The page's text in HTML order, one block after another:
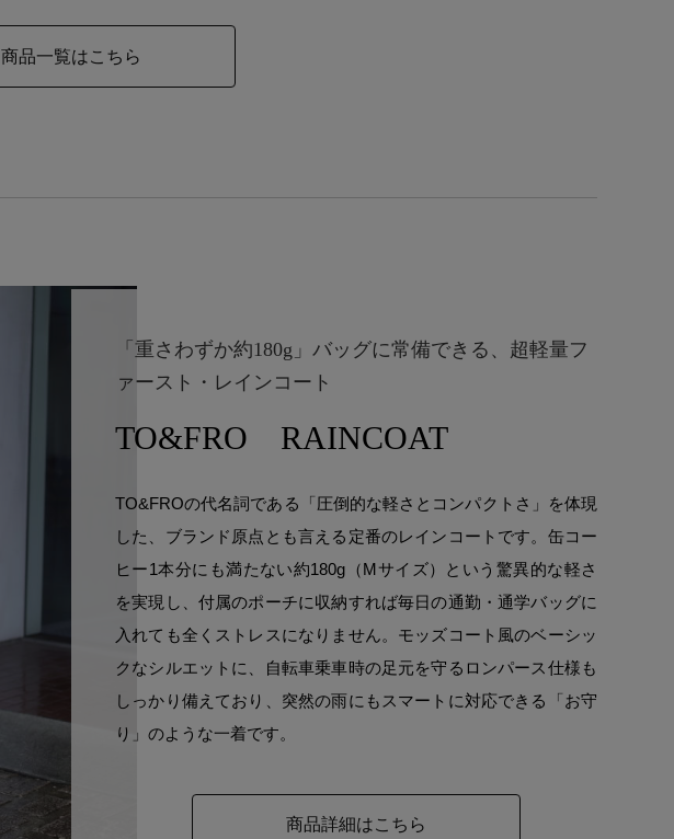
商品一覧はこちら
「重さわずか約180g」バッグに常備できる、超軽量フ
ァースト・レインコート
TO&FRO RAINCOAT
TO&FROの代名詞である「圧倒的な軽さとコンパクトさ」を体現
した、ブランド原点とも言える定番のレインコートです。缶コー
ヒー1本分にも満たない約180g（Mサイズ）という驚異的な軽さ
を実現し、付属のポーチに収納すれば毎日の通勤・通学バッグに
入れても全くストレスになりません。モッズコート風のベーシッ
クなシルエットに、自転車乗車時の足元を守るロンパース仕様も
しっかり備えており、突然の雨にもスマートに対応できる「お守
り」のような一着です。
商品詳細はこちら